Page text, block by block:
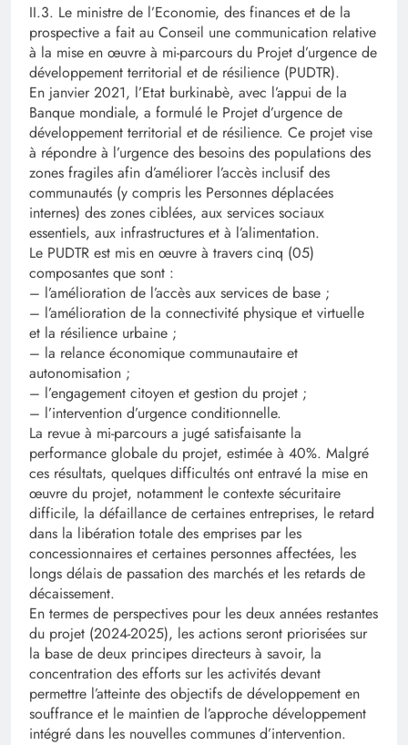
II.3. Le ministre de l’Economie, des finances et de la
prospective a fait au Conseil une communication relative
à la mise en œuvre à mi-parcours du Projet d’urgence de
développement territorial et de résilience (PUDTR).
En janvier 2021, l’Etat burkinabè, avec l’appui de la
Banque mondiale, a formulé le Projet d’urgence de
développement territorial et de résilience. Ce projet vise
à répondre à l’urgence des besoins des populations des
zones fragiles afin d’améliorer l’accès inclusif des
communautés (y compris les Personnes déplacées
internes) des zones ciblées, aux services sociaux
essentiels, aux infrastructures et à l’alimentation.
Le PUDTR est mis en œuvre à travers cinq (05)
composantes que sont :
– l’amélioration de l’accès aux services de base ;
– l’amélioration de la connectivité physique et virtuelle
et la résilience urbaine ;
– la relance économique communautaire et
autonomisation ;
– l’engagement citoyen et gestion du projet ;
– l’intervention d’urgence conditionnelle.
La revue à mi-parcours a jugé satisfaisante la
performance globale du projet, estimée à 40%. Malgré
ces résultats, quelques difficultés ont entravé la mise en
œuvre du projet, notamment le contexte sécuritaire
difficile, la défaillance de certaines entreprises, le retard
dans la libération totale des emprises par les
concessionnaires et certaines personnes affectées, les
longs délais de passation des marchés et les retards de
décaissement.
En termes de perspectives pour les deux années restantes
du projet (2024-2025), les actions seront priorisées sur
la base de deux principes directeurs à savoir, la
concentration des efforts sur les activités devant
permettre l’atteinte des objectifs de développement en
souffrance et le maintien de l’approche développement
intégré dans les nouvelles communes d’intervention.